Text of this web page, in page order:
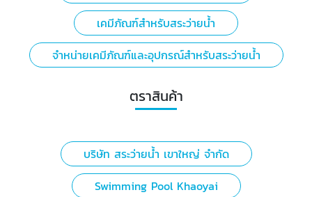
เคมีภัณฑ์สำหรับสระว่ายน้ำ
จำหน่ายเคมีภัณฑ์และอุปกรณ์สำหรับสระว่ายน้ำ
ตราสินค้า
บริษัท สระว่ายน้ำ เขาใหญ่ จำกัด
Swimming Pool Khaoyai